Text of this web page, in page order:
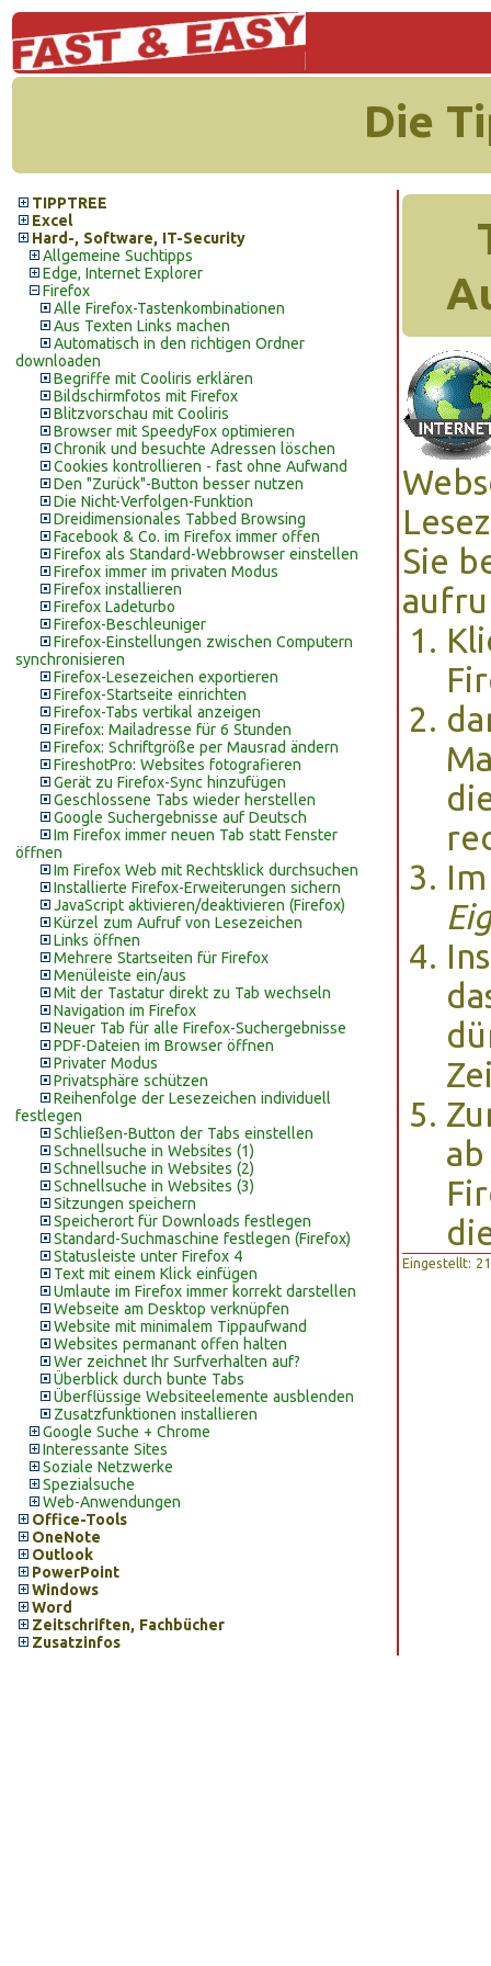
Die
TIPPTREE
Excel
Hard-, Software, IT-Security
Allgemeine Suchtipps
Edge, Internet Explorer
Firefox
Alle Firefox-Tastenkombinationen
Aus Texten Links machen
Automatisch in den richtigen Ordner
downloaden
Begriffe mit Cooliris erklären
Bildschirmfotos mit Firefox
Blitzvorschau mit Cooliris
Browser mit SpeedyFox optimieren
Chronik und besuchte Adressen löschen
Cookies kontrollieren - fast ohne Aufwand
Den "Zurück"-Button besser nutzen
Die Nicht-Verfolgen-Funktion
Dreidimensionales Tabbed Browsing
Facebook & Co. im Firefox immer offen
Firefox als Standard-Webbrowser einstellen
Firefox immer im privaten Modus
Firefox installieren
Firefox Ladeturbo
Firefox-Beschleuniger
Firefox-Einstellungen zwischen Computern
synchronisieren
Firefox-Lesezeichen exportieren
Firefox-Startseite einrichten
Firefox-Tabs vertikal anzeigen
Firefox: Mailadresse für 6 Stunden
Firefox: Schriftgröße per Mausrad ändern
FireshotPro: Websites fotografieren
Gerät zu Firefox-Sync hinzufügen
Geschlossene Tabs wieder herstellen
Google Suchergebnisse auf Deutsch
Im Firefox immer neuen Tab statt Fenster
öffnen
Im Firefox Web mit Rechtsklick durchsuchen
Installierte Firefox-Erweiterungen sichern
JavaScript aktivieren/deaktivieren (Firefox)
Kürzel zum Aufruf von Lesezeichen
Links öffnen
Mehrere Startseiten für Firefox
Menüleiste ein/aus
Mit der Tastatur direkt zu Tab wechseln
Navigation im Firefox
Neuer Tab für alle Firefox-Suchergebnisse
PDF-Dateien im Browser öffnen
Privater Modus
Privatsphäre schützen
Reihenfolge der Lesezeichen individuell
festlegen
Schließen-Button der Tabs einstellen
Schnellsuche in Websites (1)
Schnellsuche in Websites (2)
Schnellsuche in Websites (3)
Sitzungen speichern
Speicherort für Downloads festlegen
Standard-Suchmaschine festlegen (Firefox)
Statusleiste unter Firefox 4
Text mit einem Klick einfügen
Umlaute im Firefox immer korrekt darstellen
Webseite am Desktop verknüpfen
Website mit minimalem Tippaufwand
Websites permanant offen halten
Wer zeichnet Ihr Surfverhalten auf?
Überblick durch bunte Tabs
Überflüssige Websiteelemente ausblenden
Zusatzfunktionen installieren
Google Suche + Chrome
Interessante Sites
Soziale Netzwerke
Spezialsuche
Web-Anwendungen
Office-Tools
OneNote
Outlook
PowerPoint
Windows
Word
Zeitschriften, Fachbücher
Zusatzinfos
Sie
Eingestellt: